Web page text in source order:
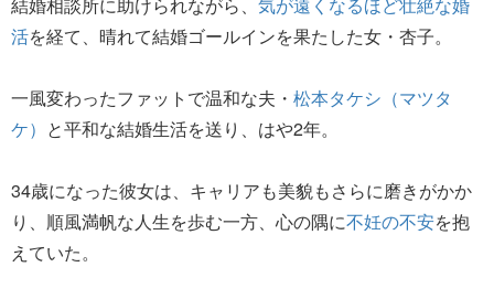
活を経て、晴れて結婚ゴールインを果たした女・杏子。
一風変わったファットで温和な夫・ 松本タケシ（マツタ
ケ） と平和な結婚生活を送り、はや2年。
34歳になった彼女は、キャリアも美貌もさらに磨きがかか
り、順風満帆な人生を歩む一方、心の隅に不妊の不安を抱
えていた。